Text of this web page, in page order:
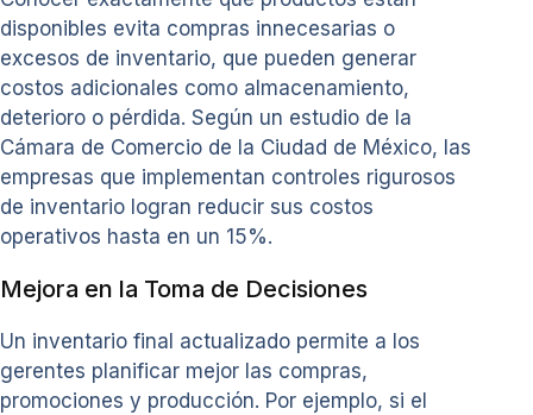
disponibles evita compras innecesarias o
excesos de inventario, que pueden generar
costos adicionales como almacenamiento,
deterioro o pérdida. Según un estudio de la
Cámara de Comercio de la Ciudad de México, las
empresas que implementan controles rigurosos
de inventario logran reducir sus costos
operativos hasta en un 15%.
Mejora en la Toma de Decisiones
Un inventario final actualizado permite a los
gerentes planificar mejor las compras,
promociones y producción. Por ejemplo, si el